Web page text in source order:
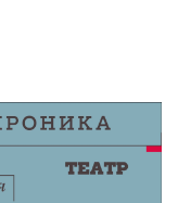
на
фрагмент текста и